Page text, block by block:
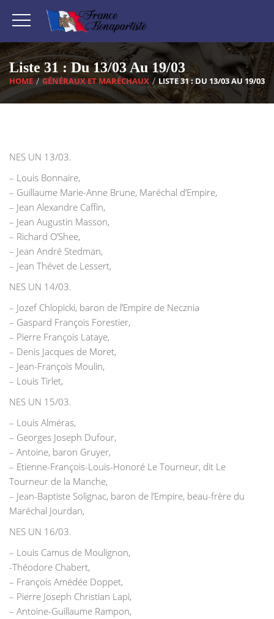
Liste 31 : Du 13/03 Au 19/03
HOME GÉNÉRAUX ET MARÉCHAUX LISTE 31 : DU 13/03 AU 19/03
‌NES UN 13/03.
– Louis Bonnaire,
– Guillaume Marie-Anne Brune, Maréchal d’Empire,
– Jean Alexandre Caffin,
– Jean Augustin Masson,
– Richard O’Shee,
– Jean André Stedman,
– Jean Thévet de Lessert,
NES UN 14/03.
– Jozef Chlopicki, baron de l’Empire de Necznia
– Gaspard François Forestier,
– Pierre François Lataye,
– Denis Jacques de Moret,
– Jean-François Moulin,
– Louis Tirlet,
NES UN 15/03.
– Louis Alméras,
– Georges Joseph Dufour,
– Antoine, baron Gruyer,
– Etienne-François-Louis-Honoré Le Tourneur, dit Le
Tourneur de la Manche,
– Jean-Baptiste Solignac, baron de l’Empire, beau-frère du
Maréchal Jourdan,
NES UN 16/03.
– Louis Camus de Moulignon,
-Théodore Chabert,
– François Amédée Doppet,
– Pierre Joseph Christian Lapi,
– Antoine-Guillaume Rampon,